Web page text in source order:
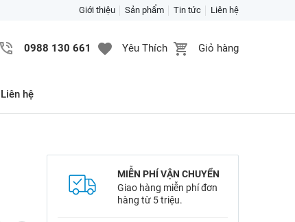
Giới thiệu Sản phẩm Tin tức Liên hệ
0988 130 661 Yêu Thích Giỏ hàng
Liên hệ
MIỄN PHÍ VẬN CHUYỂN
Giao hàng miễn phí đơn
hàng từ 5 triệu.